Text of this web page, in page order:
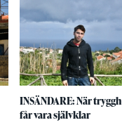
INSÄNDARE: När
får vara självklar